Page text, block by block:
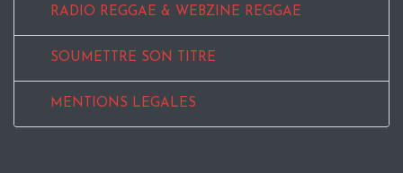
RADIO REGGAE & WEBZINE REGGAE
SOUMETTRE SON TITRE
MENTIONS LEGALES